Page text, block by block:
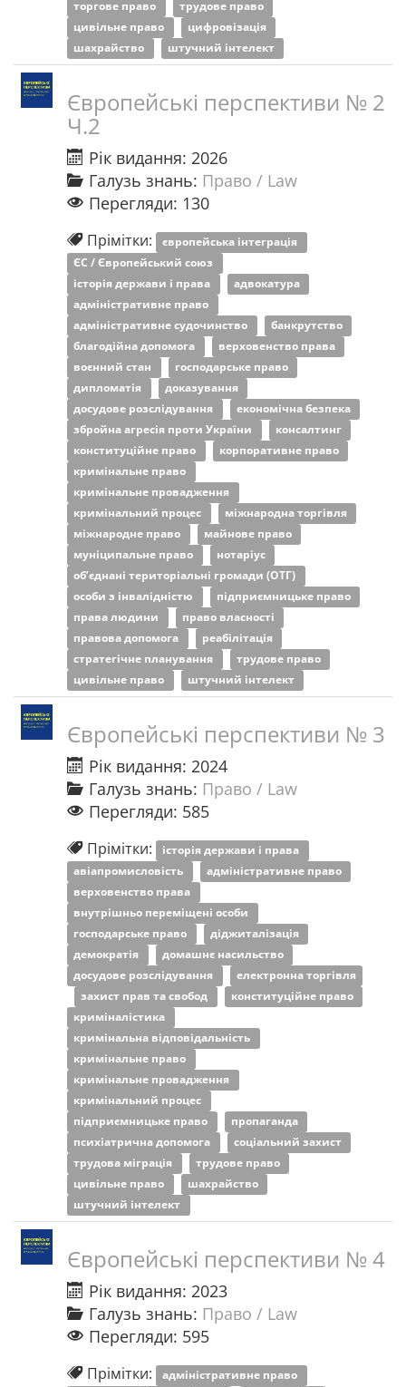
торгове право
трудове право
цивільне право
цифровізація
шахрайство
штучний інтелект
Європейські перспективи № 2
Ч.2
Рік видання: 2026
Галузь знань: Право / Law
Перегляди: 130
Прімітки: європейська інтеграція
ЄС / Європейський союз
історія держави і права
адвокатура
адміністративне право
адміністративне судочинство
банкрутство
благодійна допомога
верховенство права
воєнний стан
господарське право
дипломатія
доказування
досудове розслідування
економічна безпека
збройна агресія проти України
консалтинг
конституційне право
корпоративне право
кримінальне право
кримінальне провадження
кримінальний процес
міжнародна торгівля
міжнародне право
майнове право
муніципальне право
нотаріус
об’єднані територіальні громади (ОТГ)
особи з інвалідністю
підприємницьке право
права людини
право власності
правова допомога
реабілітація
стратегічне планування
трудове право
цивільне право
штучний інтелект
Європейські перспективи № 3
Рік видання: 2024
Галузь знань: Право / Law
Перегляди: 585
Прімітки: історія держави і права
авіапромисловість
адміністративне право
верховенство права
внутрішньо переміщені особи
господарське право
діджиталізація
демократія
домашнє насильство
досудове розслідування
електронна торгівля
захист прав та свобод
конституційне право
криміналістика
кримінальна відповідальність
кримінальне право
кримінальне провадження
кримінальний процес
підприємницьке право
пропаганда
психіатрична допомога
соціальний захист
трудова міграція
трудове право
цивільне право
шахрайство
штучний інтелект
Європейські перспективи № 4
Рік видання: 2023
Галузь знань: Право / Law
Перегляди: 595
Прімітки: адміністративне право